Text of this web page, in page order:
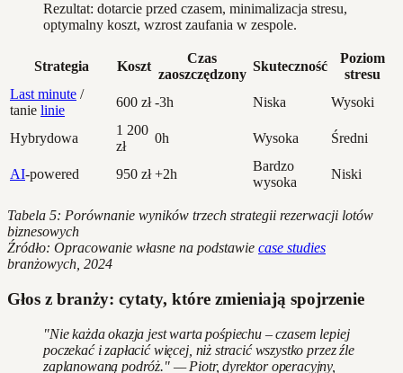
Rezultat: dotarcie przed czasem, minimalizacja stresu,
optymalny koszt, wzrost zaufania w zespole.
Strategia Koszt
Czas
zaoszczędzony
Skuteczność
Poziom
stresu
Last minute /
tanie linie
600 zł -3h Niska Wysoki
Hybrydowa
1 200
zł
0h Wysoka Średni
AI-powered 950 zł +2h
Bardzo
wysoka
Niski
Tabela 5: Porównanie wyników trzech strategii rezerwacji lotów
biznesowych
Źródło: Opracowanie własne na podstawie case studies
branżowych, 2024
Głos z branży: cytaty, które zmieniają spojrzenie
"Nie każda okazja jest warta pośpiechu – czasem lepiej
poczekać i zapłacić więcej, niż stracić wszystko przez źle
zaplanowaną podróż." — Piotr, dyrektor operacyjny,